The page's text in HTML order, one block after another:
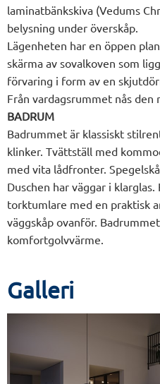
laminatbänkskiva (Vedums
belysning under överskåp.
Lägenheten har en öppen
skärma av sovalkoven som
förvaring i form av en
Från vardagsrummet nås den
BADRUM
Badrummet är klassiskt
klinker. Tvättställ med
med vita lådfronter.
Duschen har väggar i
torktumlare med en praktisk
väggskåp ovanför.
komfortgolvvärme.
Galleri